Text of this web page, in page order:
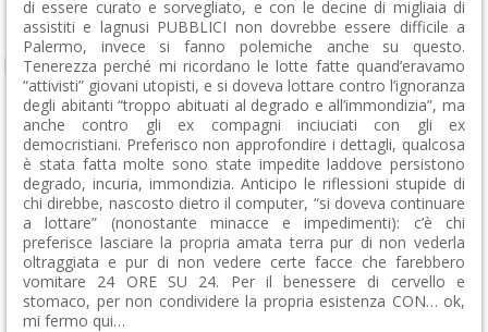
di essere curato e sorvegliato, e con le decine di migliaia di
assistiti e lagnusi PUBBLICI non dovrebbe essere difficile a
Palermo, invece si fanno polemiche anche su questo.
Tenerezza perché mi ricordano le lotte fatte quand’eravamo
“attivisti” giovani utopisti, e si doveva lottare contro l’ignoranza
degli abitanti “troppo abituati al degrado e all’immondizia”, ma
anche contro gli ex compagni inciuciati con gli ex
democristiani. Preferisco non approfondire i dettagli, qualcosa
è stata fatta molte sono state impedite laddove persistono
degrado, incuria, immondizia. Anticipo le riflessioni stupide di
chi direbbe, nascosto dietro il computer, “si doveva continuare
a lottare” (nonostante minacce e impedimenti): c’è chi
preferisce lasciare la propria amata terra pur di non vederla
oltraggiata e pur di non vedere certe facce che farebbero
vomitare 24 ORE SU 24. Per il benessere di cervello e
stomaco, per non condividere la propria esistenza CON… ok,
mi fermo qui…